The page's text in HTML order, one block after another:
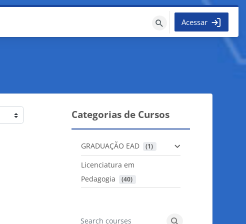
Buscar
cursos
Acessar
Categorias de Cursos
GRADUAÇÃO EAD (1)
Licenciatura em
Pedagogia
(40)